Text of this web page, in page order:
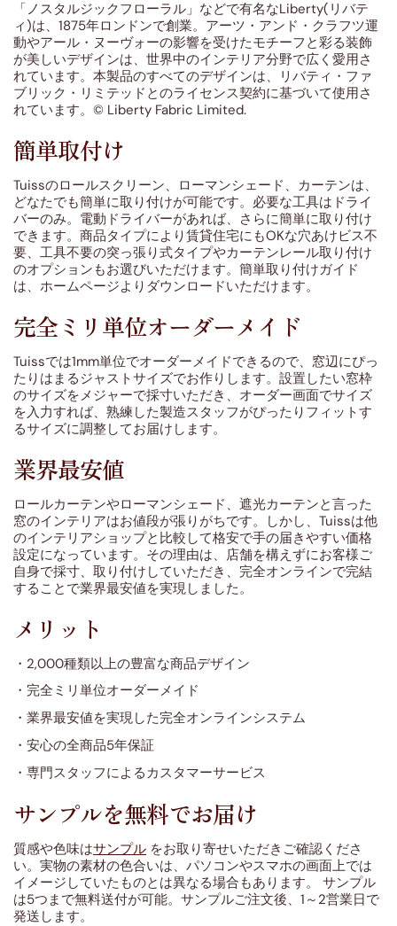
「ノスタルジックフローラル」などで有名なLiberty(リバテ
ィ)は、1875年ロンドンで創業。アーツ・アンド・クラフツ運
動やアール・ヌーヴォーの影響を受けたモチーフと彩る装飾
が美しいデザインは、世界中のインテリア分野で広く愛用さ
れています。本製品のすべてのデザインは、リバティ・ファ
ブリック・リミテッドとのライセンス契約に基づいて使用さ
れています。© Liberty Fabric Limited.
簡単取付け
Tuissのロールスクリーン、ローマンシェード、カーテンは、
どなたでも簡単に取り付けが可能です。必要な工具はドライ
バーのみ。電動ドライバーがあれば、さらに簡単に取り付け
できます。商品タイプにより賃貸住宅にもOKな穴あけビス不
要、工具不要の突っ張り式タイプやカーテンレール取り付け
のオプションもお選びいただけます。簡単取り付けガイド
は、ホームページよりダウンロードいただけます。
完全ミリ単位オーダーメイド
Tuissでは1mm単位でオーダーメイドできるので、窓辺にぴっ
たりはまるジャストサイズでお作りします。設置したい窓枠
のサイズをメジャーで採寸いただき、オーダー画面でサイズ
を入力すれば、熟練した製造スタッフがぴったりフィットす
るサイズに調整してお届けします。
業界最安値
ロールカーテンやローマンシェード、遮光カーテンと言った
窓のインテリアはお値段が張りがちです。しかし、Tuissは他
のインテリアショップと比較して格安で手の届きやすい価格
設定になっています。その理由は、店舗を構えずにお客様ご
自身で採寸、取り付けしていただき、完全オンラインで完結
することで業界最安値を実現しました。
メリット
・2,000種類以上の豊富な商品デザイン
・完全ミリ単位オーダーメイド
・業界最安値を実現した完全オンラインシステム
・安心の全商品5年保証
・専門スタッフによるカスタマーサービス
サンプルを無料でお届け
質感や色味はサンプル をお取り寄せいただきご確認くださ
い。実物の素材の色合いは、パソコンやスマホの画面上では
イメージしていたものとは異なる場合もあります。 サンプル
は5つまで無料送付が可能。サンプルご注文後、1～2営業日で
発送します。